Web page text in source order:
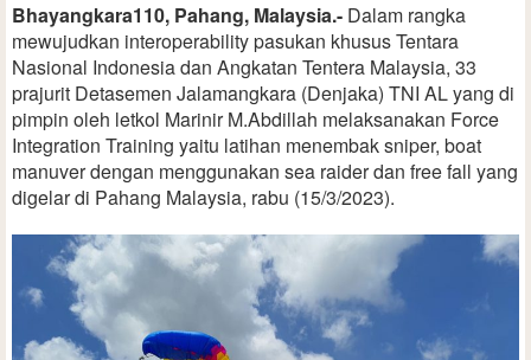
Bhayangkara110, Pahang, Malaysia.- Dalam rangka
mewujudkan interoperability pasukan khusus Tentara
Nasional Indonesia dan Angkatan Tentera Malaysia, 33
prajurit Detasemen Jalamangkara (Denjaka) TNI AL yang di
pimpin oleh letkol Marinir M.Abdillah melaksanakan Force
Integration Training yaitu latihan menembak sniper, boat
manuver dengan menggunakan sea raider dan free fall yang
digelar di Pahang Malaysia, rabu (15/3/2023).